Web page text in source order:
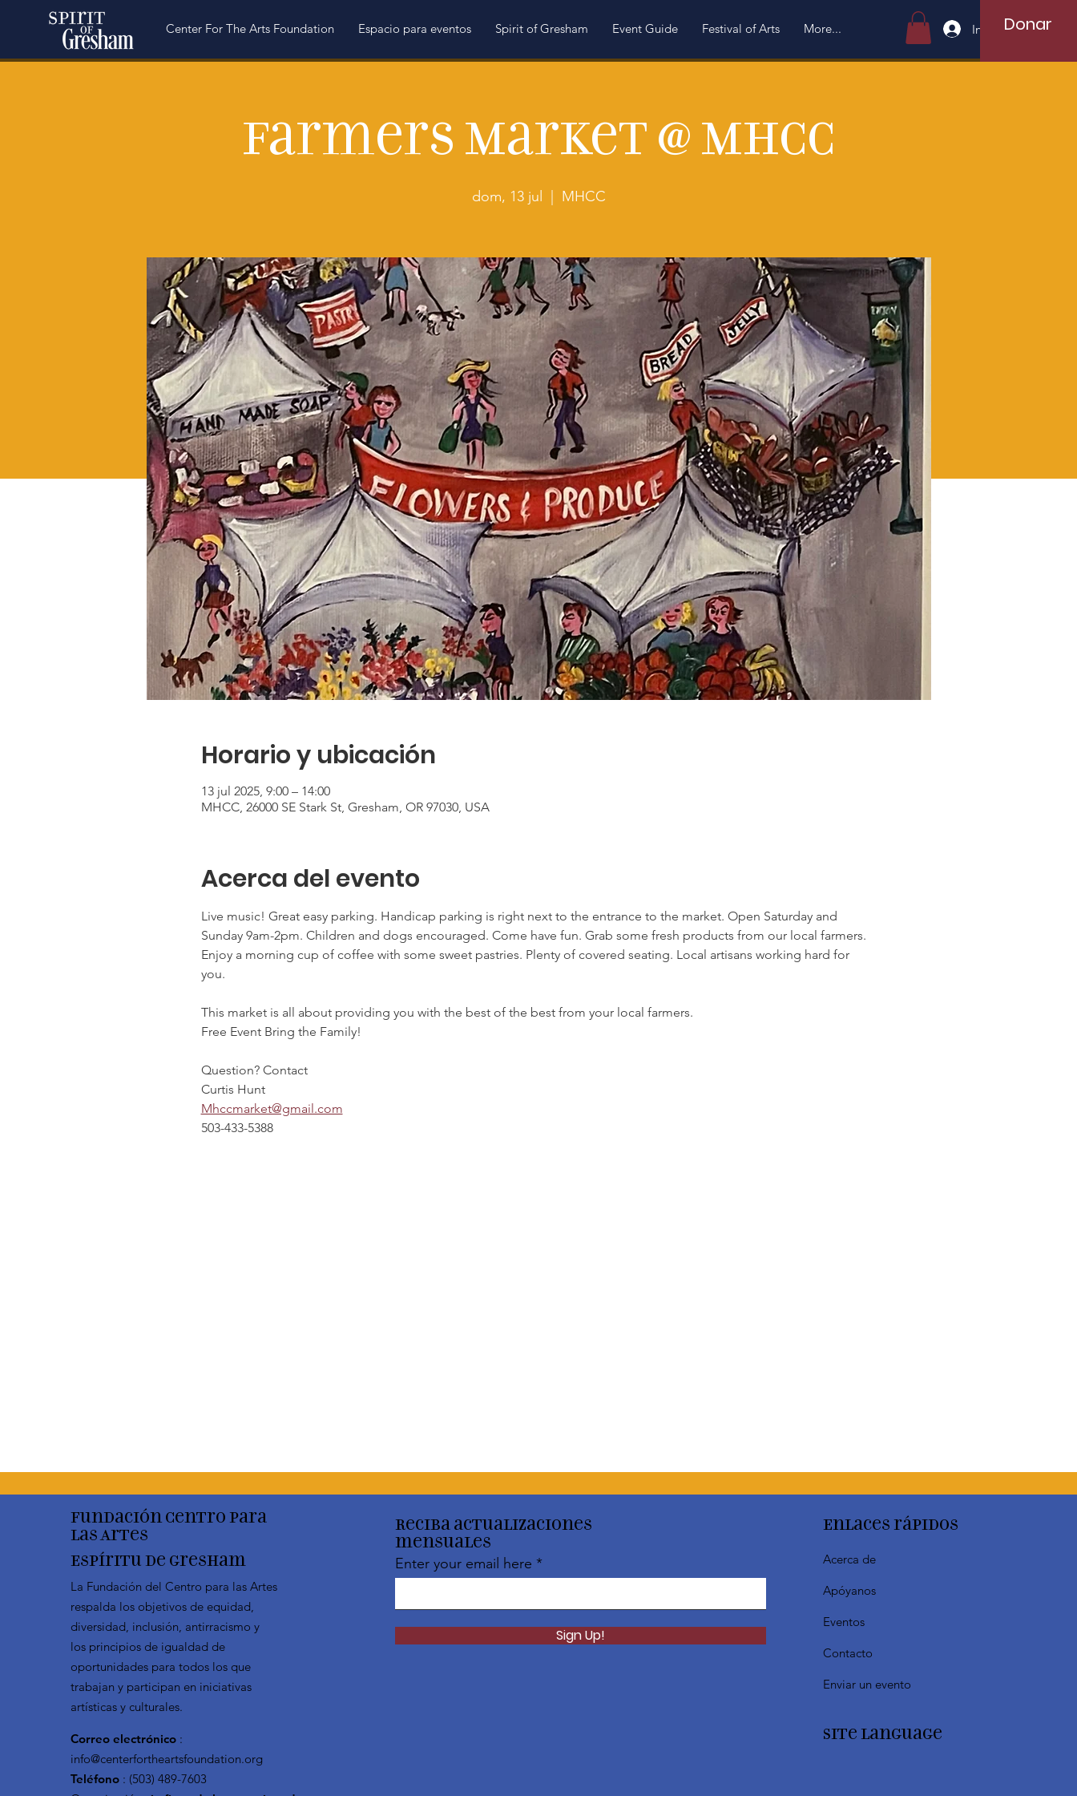
Center For The Arts Foundation Espacio para eventos Spirit of Gresham Event Guide Festival of Arts More... Iniciar sesión
Donar
Farmers Market @ MHCC
dom, 13 jul
  |
MHCC
Horario y ubicación
13 jul 2025, 9:00 – 14:00
MHCC, 26000 SE Stark St, Gresham, OR 97030, USA
Acerca del evento
Live music! Great easy parking. Handicap parking is right next to the entrance to the market. Open Saturday and
Sunday 9am-2pm. Children and dogs encouraged. Come have fun. Grab some fresh products from our local farmers.
Enjoy a morning cup of coffee with some sweet pastries. Plenty of covered seating. Local artisans working hard for
you.
This market is all about providing you with the best of the best from your local farmers.
Free Event Bring the Family!
Question? Contact
Curtis Hunt
Mhccmarket@gmail.com
503-433-5388
Fundación Centro para
las Artes
Espíritu de Gresham
La Fundación del Centro para las Artes
respalda los objetivos de equidad,
diversidad, inclusión, antirracismo y
los principios de igualdad de
oportunidades para todos los que
trabajan y participan en iniciativas
artísticas y culturales.
Correo electrónico :
info@centerfortheartsfoundation.org
Teléfono : (503) 489-7603
Reciba actualizaciones
mensuales
Enter your email here
Sign Up!
Enlaces rápidos
Acerca de
Apóyanos
Eventos
Contacto
Enviar un evento
SIte Language